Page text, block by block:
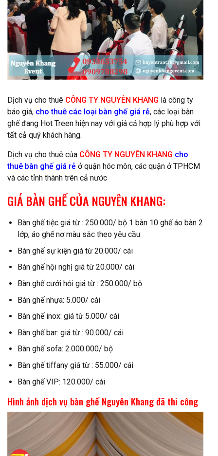
Dịch vụ cho thuê CÔNG TY NGUYÊN KHANG là công ty
báo giá, cho thuê các loại bàn ghế giá rẻ, các loại bàn
ghế đang Hot Treen hiện nay với giá cả hợp lý phù hợp với
tất cả quý khách hàng.
Dịch vụ cho thuê của CÔNG TY NGUYÊN KHANG cho
thuê bàn ghế giá rẻ ở quận hóc môn, các quận ở TPHCM
và các tỉnh thành trên cả nước
GIÁ BÀN GHẾ CỦA NGUYÊN KHANG:
Bàn ghế tiệc giá từ : 250.000/ bộ 1 bàn 10 ghế áo bàn 2
lớp, áo ghế nơ màu sắc theo yêu cầu
Bàn ghế sự kiện giá từ 20.000/ cái
Bàn ghế hội nghị giá từ 20.000/ cái
Bàn ghế cưới hỏi giá từ : 250.000/ bộ
Bàn ghế nhựa: 5.000/ cái
Bàn ghế inox: giá từ 5.000/ cái
Bàn ghế bar: giá từ : 90.000/ cái
Bàn ghế sofa: 2.000.000/ bộ
Bàn ghế tiffany giá từ : 55.000/ cái
Bàn ghế VIP: 120.000/ cái
Hình ảnh dịch vụ bàn ghế Nguyên Khang đã thi công